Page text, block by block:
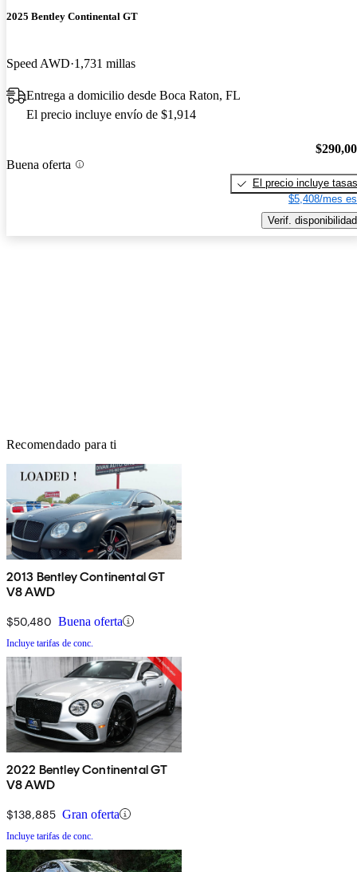
2025 Bentley Continental GT
Speed AWD 1,731 millas
Entrega a domicilio desde Boca Raton, FL
El precio incluye envío de $1,914
Buena oferta
El precio incluye tasas
$5,408/mes
Verif. disponibilidad
Recomendado para ti
2013 Bentley Continental GT
V8 AWD
$50,480 Buena oferta
Incluye tarifas de conc.
2022 Bentley Continental GT
V8 AWD
$138,885 Gran oferta
Incluye tarifas de conc.